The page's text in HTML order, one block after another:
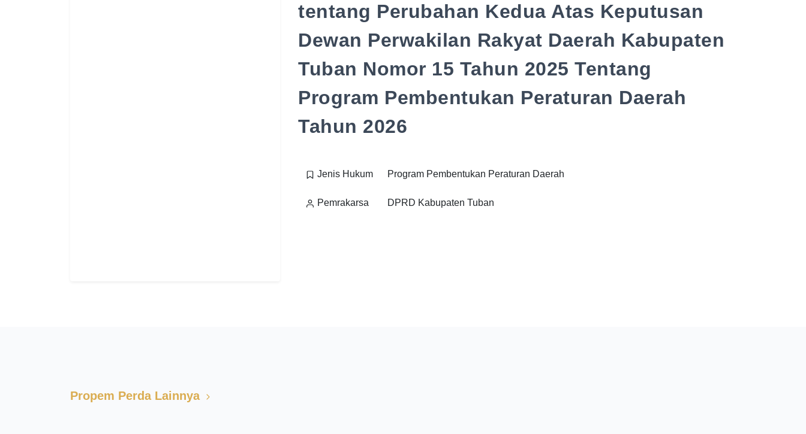
tentang Perubahan Kedua Atas Keputusan
Dewan Perwakilan Rakyat Daerah Kabupaten
Tuban Nomor 15 Tahun 2025 Tentang
Program Pembentukan Peraturan Daerah
Tahun 2026
Jenis Hukum Program Pembentukan Peraturan Daerah
Pemrakarsa DPRD Kabupaten Tuban
Propem Perda Lainnya